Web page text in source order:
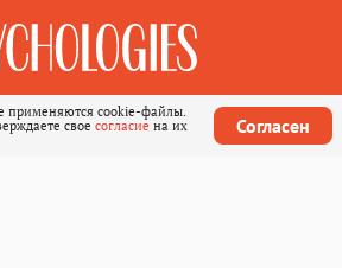
применяются cookie-файлы.
свое согласие на их
Согласен